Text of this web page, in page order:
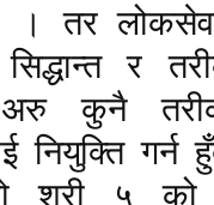
तर
र
कुनै
नियुक्ति
श्री ५ को